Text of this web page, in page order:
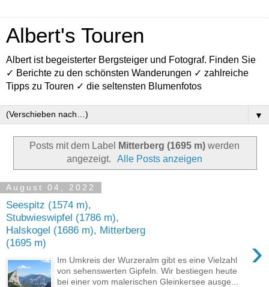
Albert's Touren
Albert ist begeisterter Bergsteiger und Fotograf. Finden Sie
✓ Berichte zu den schönsten Wanderungen ✓ zahlreiche
Tipps zu Touren ✓ die seltensten Blumenfotos
▼
Posts mit dem Label Mitterberg (1695 m) werden
angezeigt.
Alle Posts anzeigen
August 04, 2022
Seespitz (1574 m),
Stubwieswipfel (1786 m),
Halskogel (1686 m), Mitterberg
(1695 m)
›
Im Umkreis der Wurzeralm gibt es eine Vielzahl
von sehenswerten Gipfeln. Wir bestiegen heute
bei einer vom malerischen Gleinkersee ausge...